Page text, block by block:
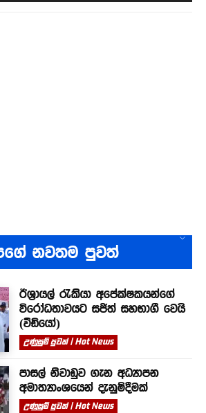
නවතම පුවත්
ඊශ්‍රායල් රැකියා අපේක්ෂකයන්ගේ
විරෝධතාවයට සජිත් සහභාගී වෙයි
(වීඩියෝ)
උණුසුම් පුවත් | Hot News
පාසල් නිවාඩුව ගැන අධ්‍යාපන
අමාත්‍යාංශයෙන් දැනුම්දීමක්
උණුසුම් පුවත් | Hot News